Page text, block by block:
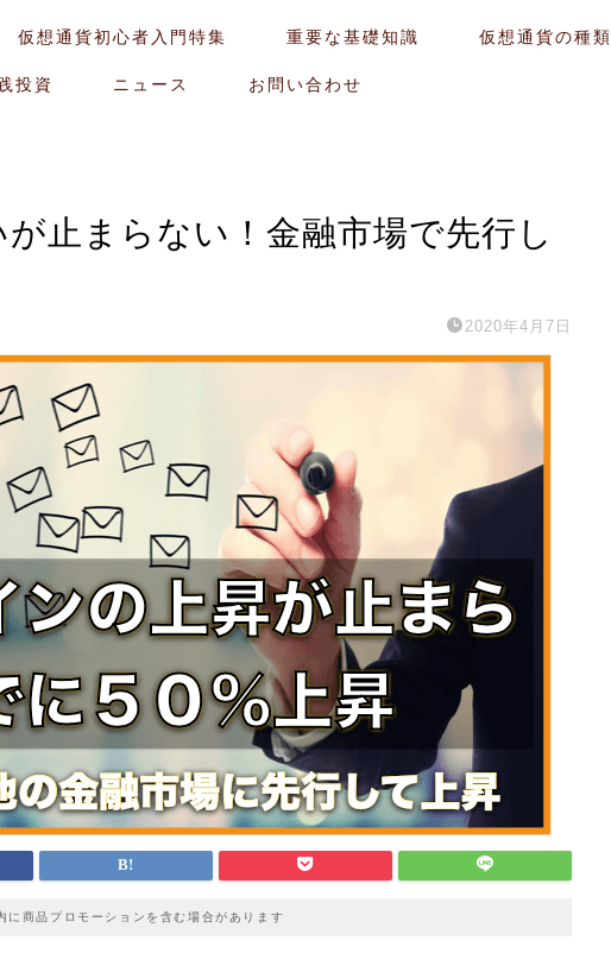
仮想通貨初心者入門特集 重要な基礎知識 仮想通貨の種類
投資 ニュース お問い合わせ
止まらない！金融市場で先行し
2020年4月7日
に商品プロモーションを含む場合があります